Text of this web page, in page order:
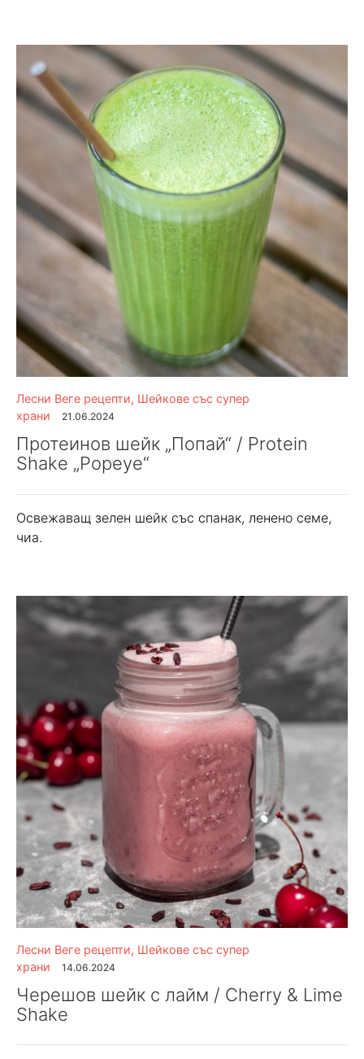
Лесни Веге рецепти, Шейкове със супер
храни
21.06.2024
Протеинов шейк „Попай“ / Protein
Shake „Popeye“
Освежаващ зелен шейк със спанак, ленено семе,
чиа.
Лесни Веге рецепти, Шейкове със супер
храни
14.06.2024
Черешов шейк с лайм / Cherry & Lime
Shake